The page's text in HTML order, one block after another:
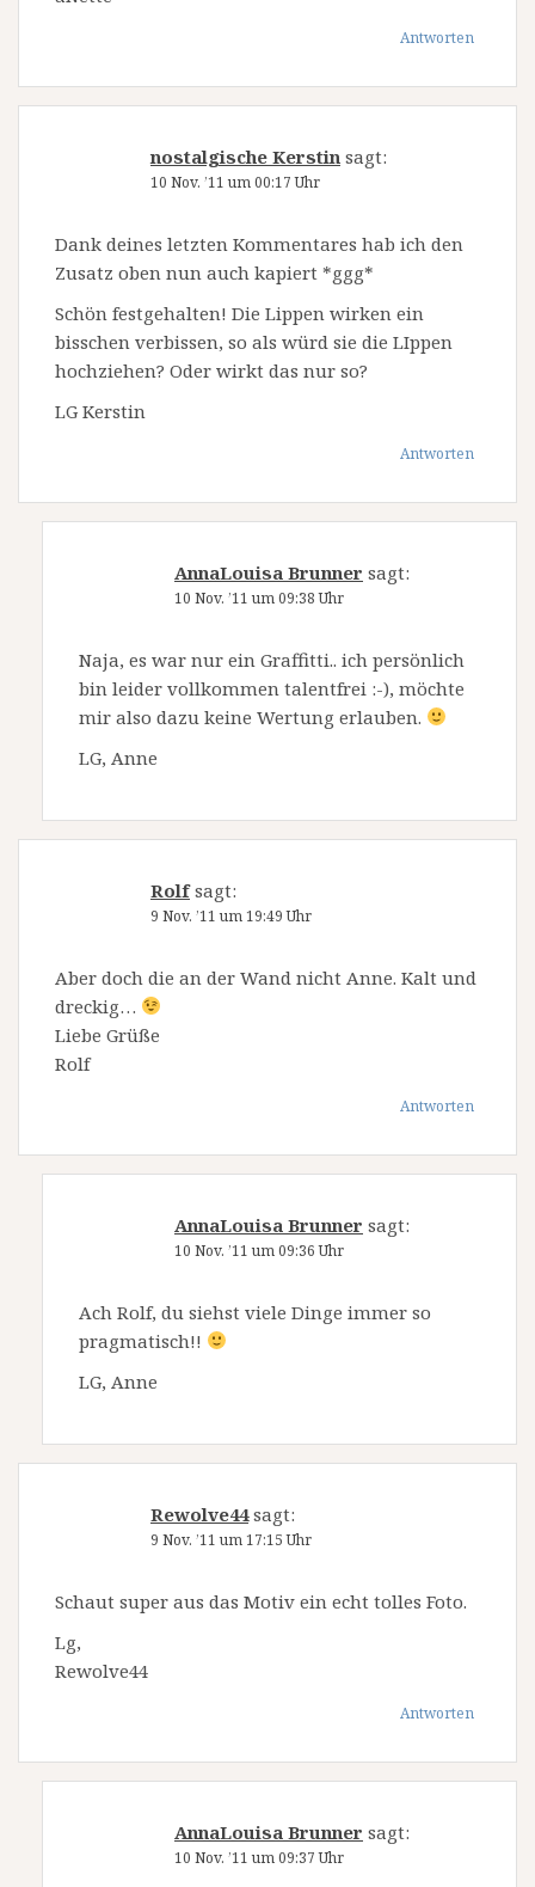
Antworten
nostalgische Kerstin sagt:
10 Nov. ’11 um 00:17 Uhr
Dank deines letzten Kommentares hab ich den
Zusatz oben nun auch kapiert *ggg*
Schön festgehalten! Die Lippen wirken ein
bisschen verbissen, so als würd sie die LIppen
hochziehen? Oder wirkt das nur so?
LG Kerstin
Antworten
AnnaLouisa Brunner sagt:
10 Nov. ’11 um 09:38 Uhr
Naja, es war nur ein Graffitti.. ich persönlich
bin leider vollkommen talentfrei :-), möchte
mir also dazu keine Wertung erlauben.
LG, Anne
Rolf sagt:
9 Nov. ’11 um 19:49 Uhr
Aber doch die an der Wand nicht Anne. Kalt und
dreckig…
Liebe Grüße
Rolf
Antworten
AnnaLouisa Brunner sagt:
10 Nov. ’11 um 09:36 Uhr
Ach Rolf, du siehst viele Dinge immer so
pragmatisch!!
LG, Anne
Rewolve44 sagt:
9 Nov. ’11 um 17:15 Uhr
Schaut super aus das Motiv ein echt tolles Foto.
Lg,
Rewolve44
Antworten
AnnaLouisa Brunner sagt:
10 Nov. ’11 um 09:37 Uhr